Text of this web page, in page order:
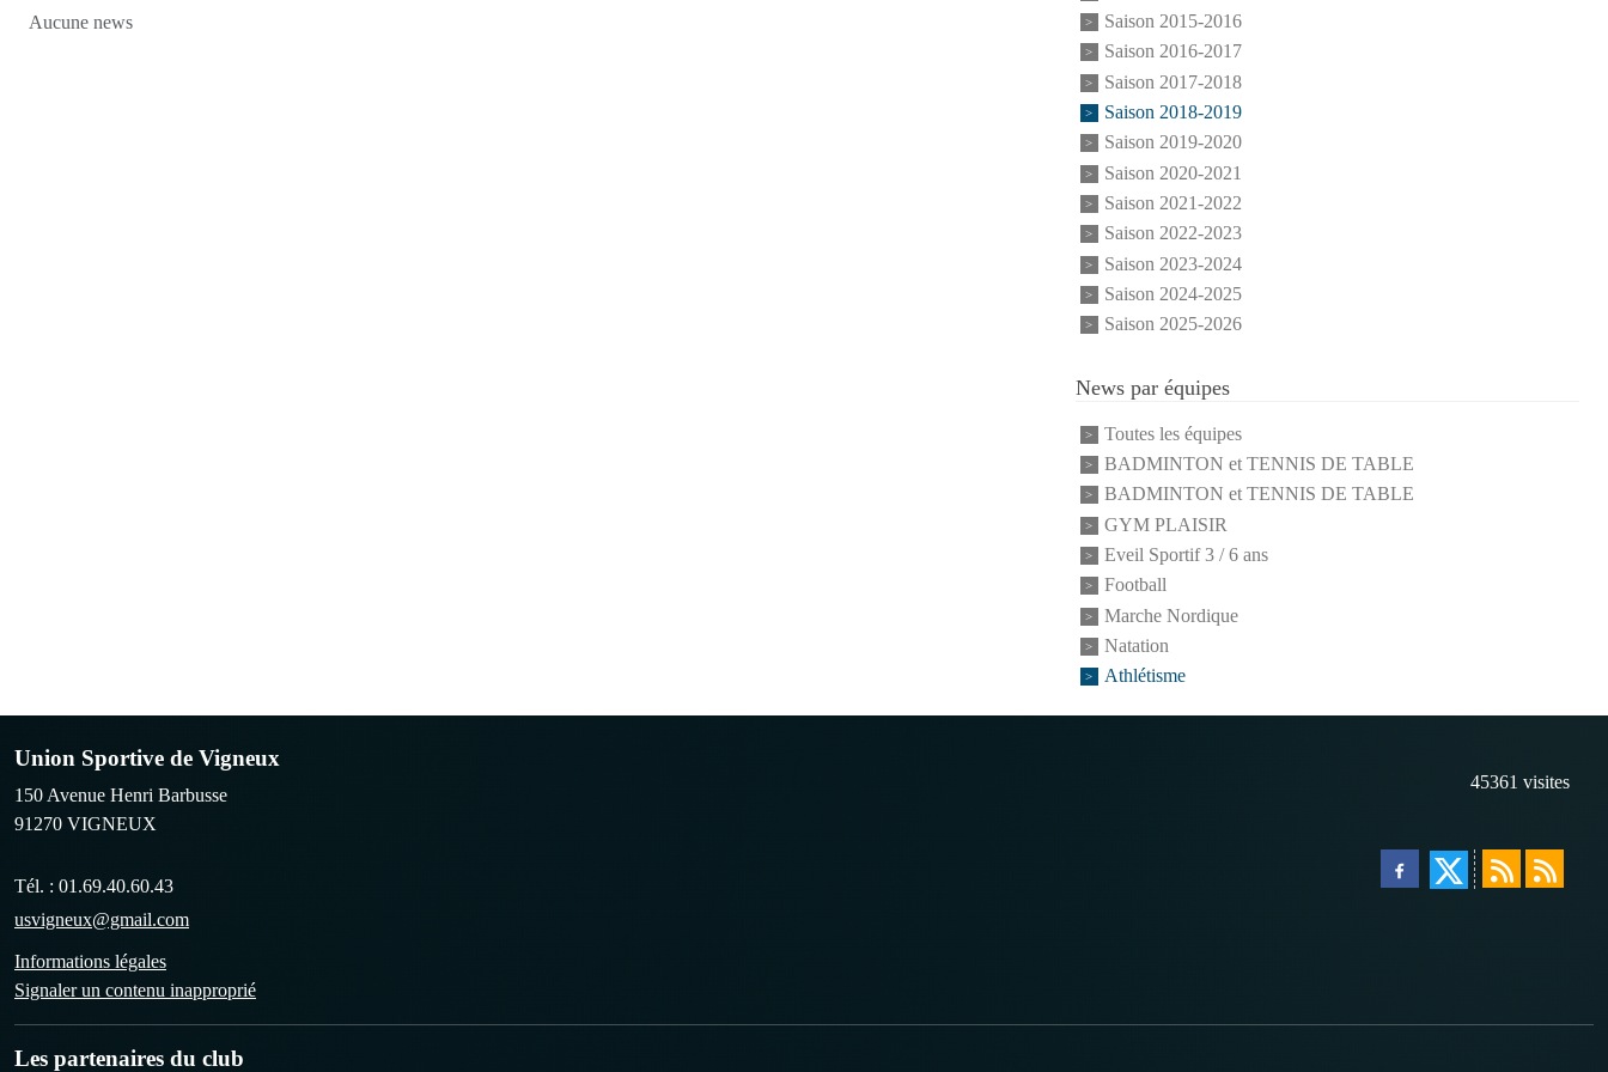
Aucune news
Saison 2015-2016
Saison 2016-2017
Saison 2017-2018
Saison 2018-2019
Saison 2019-2020
Saison 2020-2021
Saison 2021-2022
Saison 2022-2023
Saison 2023-2024
Saison 2024-2025
Saison 2025-2026
News par équipes
Toutes les équipes
BADMINTON et TENNIS DE TABLE
BADMINTON et TENNIS DE TABLE
GYM PLAISIR
Eveil Sportif 3 / 6 ans
Football
Marche Nordique
Natation
Athlétisme
Union Sportive de Vigneux
150 Avenue Henri Barbusse
91270 VIGNEUX
Tél. : 01.69.40.60.43
usvigneux@gmail.com
Informations légales
Signaler un contenu inapproprié
45361 visites
Les partenaires du club